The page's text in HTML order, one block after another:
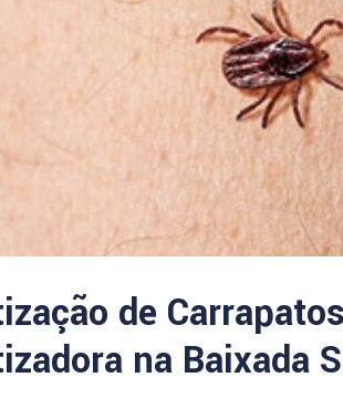
de
na Baixada